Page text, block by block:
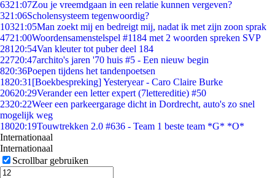
6321:07Zou je vreemdgaan in een relatie kunnen vergeven?
321:06Scholensysteem tegenwoordig?
10321:05Man zoekt mij en bedreigt mij, nadat ik met zijn zoon sprak
4721:00Woordensamenstelspel #1184 met 2 woorden spreken SVP
281 20:54Van kleuter tot puber deel 184
22720:47archito's jaren '70 huis #5 - Een nieuw begin
820:36Poepen tijdens het tandenpoetsen
1820:31 [Boekbespreking] Yesteryear - Caro Claire Burke
20620:29Verander een letter expert (7lettereditie) #50
2320:22Weer een parkeergarage dicht in Dordrecht, auto's zo snel
mogelijk weg
18020:19Touwtrekken 2.0 #636 - Team 1 beste team *G* *O*
Internationaal
Internationaal
Scrollbar gebruiken